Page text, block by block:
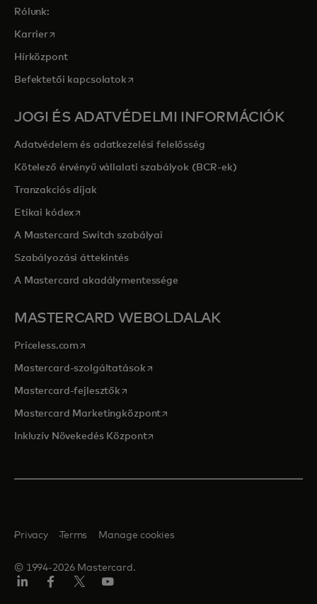
Rólunk:
Karrieropens in a new tab
Hírközpont
Befektetői kapcsolatokopens in a new tab
JOGI ÉS ADATVÉDELMI INFORMÁCIÓK
Adatvédelem és adatkezelési felelősség
Kötelező érvényű vállalati szabályok (BCR-ek)
Tranzakciós díjak
Etikai kódexopens in a new tab
A Mastercard Switch szabályai
Szabályozási áttekintés
A Mastercard akadálymentessége
MASTERCARD WEBOLDALAK
Priceless.com opens in a new tab
Mastercard-szolgáltatásokopens in a new tab
Mastercard-fejlesztők opens in a new tab
Mastercard Marketingközpontopens in a new tab
Inkluzív Növekedés Központopens in a new tab
© 1994-2026 Mastercard.
Privacy Terms Manage cookies